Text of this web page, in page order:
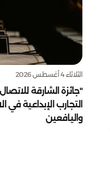
الثلاثاء 4 أغسطس 2026
"جائزة الشارقة
التجارب الإبداعية
واليافعين